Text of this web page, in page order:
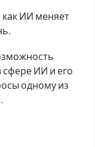
ИИ меняет
сфере ИИ и его
одному из